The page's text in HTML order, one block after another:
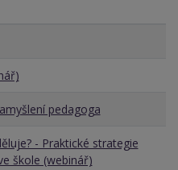
pedagoga
- Praktické strategie
škole (webinář)